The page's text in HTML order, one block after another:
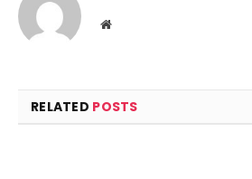
Website
RELATED POSTS